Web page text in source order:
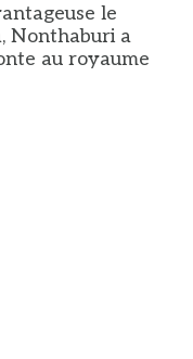
le
Nonthaburi a
au royaume